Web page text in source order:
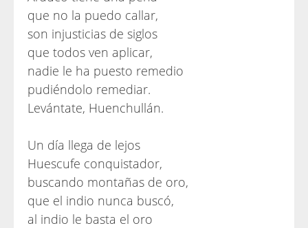
que no la puedo callar,
son injusticias de siglos
que todos ven aplicar,
nadie le ha puesto remedio
pudiéndolo remediar.
Levántate, Huenchullán.
Un día llega de lejos
Huescufe conquistador,
buscando montañas de oro,
que el indio nunca buscó,
al indio le basta el oro